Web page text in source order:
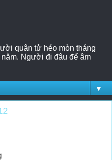
quân tử héo mòn tháng
Người đi đâu để âm
▼